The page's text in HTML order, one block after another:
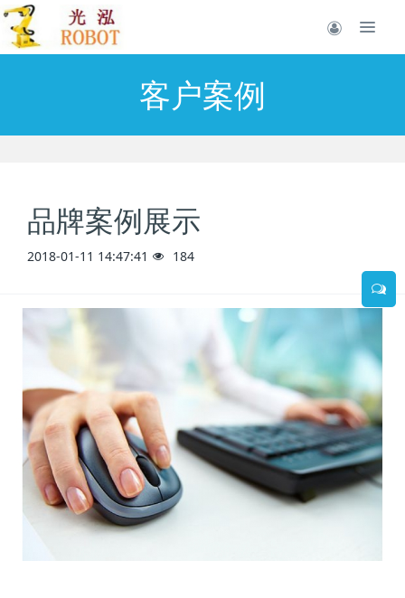
客户案例
品牌案例展示
2018-01-11 14:47:41 184